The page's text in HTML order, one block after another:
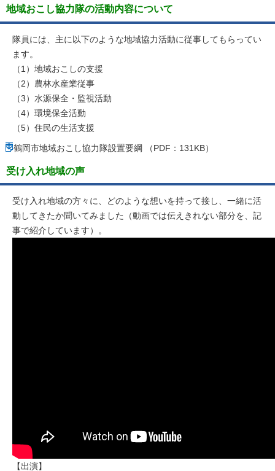
地域おこし協力隊の活動内容について
隊員には、主に以下のような地域協力活動に従事してもらってい
ます。
（1）地域おこしの支援
（2）農林水産業従事
（3）水源保全・監視活動
（4）環境保全活動
（5）住民の生活支援
鶴岡市地域おこし協力隊設置要綱 （PDF：131KB）
受け入れ地域の声
受け入れ地域の方々に、どのような想いを持って接し、一緒に活
動してきたか聞いてみました（動画では伝えきれない部分を、記
事で紹介しています）。
【出演】